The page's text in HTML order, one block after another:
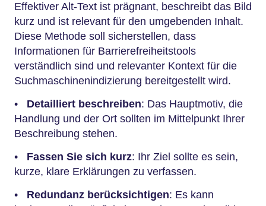
Effektiver Alt-Text ist prägnant, beschreibt das Bild
kurz und ist relevant für den umgebenden Inhalt.
Diese Methode soll sicherstellen, dass
Informationen für Barrierefreiheitstools
verständlich sind und relevanter Kontext für die
Suchmaschinenindizierung bereitgestellt wird.
• Detailliert beschreiben: Das Hauptmotiv, die
Handlung und der Ort sollten im Mittelpunkt Ihrer
Beschreibung stehen.
• Fassen Sie sich kurz: Ihr Ziel sollte es sein,
kurze, klare Erklärungen zu verfassen.
• Redundanz berücksichtigen: Es kann